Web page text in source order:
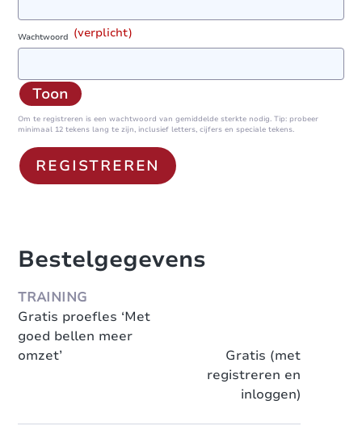
Wachtwoord (verplicht)
Toon
Om te registreren is een wachtwoord van gemiddelde sterkte nodig. Tip: probeer
minimaal 12 tekens lang te zijn, inclusief letters, cijfers en speciale tekens.
Bestelgegevens
TRAINING
Gratis proefles ‘Met
goed bellen meer
omzet’
Gratis (met
registreren en
inloggen)